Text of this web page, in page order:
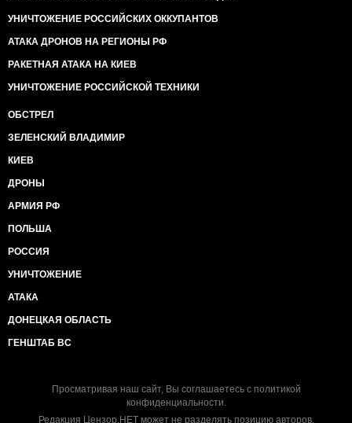
УНИЧТОЖЕНИЕ РОССИЙСКИХ ОККУПАНТОВ
АТАКА ДРОНОВ НА РЕГИОНЫ РФ
РАКЕТНАЯ АТАКА НА КИЕВ
УНИЧТОЖЕНИЕ РОССИЙСКОЙ ТЕХНИКИ
ОБСТРЕЛ
ЗЕЛЕНСКИЙ ВЛАДИМИР
КИЕВ
ДРОНЫ
АРМИЯ РФ
ПОЛЬША
РОССИЯ
УНИЧТОЖЕНИЕ
АТАКА
ДОНЕЦКАЯ ОБЛАСТЬ
ГЕНШТАБ ВС
Просматривая наш сайт, Вы соглашаетесь с политикой
конфиденциальности.
Редакция Цензор.НЕТ может не разделять позицию авторов.